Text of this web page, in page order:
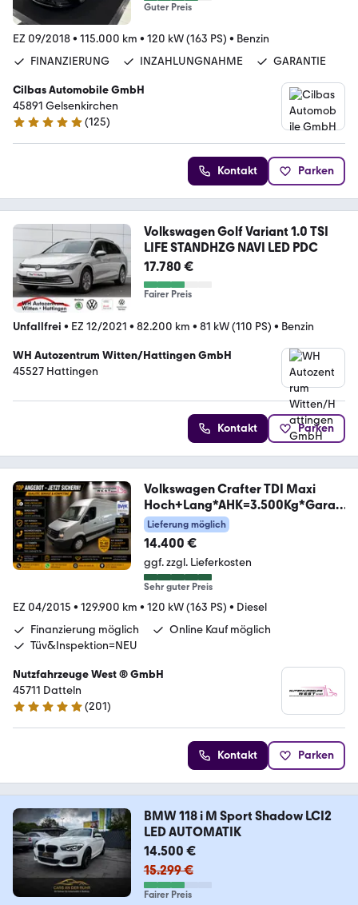
Guter Preis
EZ 09/2018• 115.000 km • 120 kW (163 PS) • Benzin
FINANZIERUNG
INZAHLUNGNAHME GARANTIE
Cilbas Automobile GmbH
45891 Gelsenkirchen
4.8 Sterne
(125)
Kontakt Parken
Volkswagen Golf Variant 1.0 TSI
LIFE STANDHZG NAVI LED PDC
17.780 €
Fairer Preis
Unfallfrei • EZ 12/2021 • 82.200 km • 81 kW (110 PS) • Benzin
WH Autozentrum Witten/Hattingen GmbH
45527 Hattingen
Kontakt Parken
Volkswagen Crafter TDI Maxi
Hoch+Lang*AHK=3.500Kg*Garan
tie*
Lieferung möglich
14.400 €
ggf. zzgl. Lieferkosten
Sehr guter Preis
EZ 04/2015 • 129.900 km • 120 kW (163 PS) • Diesel
Finanzierung möglich
Online Kauf möglich
Tüv&Inspektion=NEU
Nutzfahrzeuge West ® GmbH
45711 Datteln
4.9 Sterne
(201)
Kontakt Parken
BMW 118 i M Sport Shadow LCI2
LED AUTOMATIK
14.500 €
15.299 €
Fairer Preis